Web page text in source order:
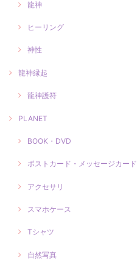
龍神
ヒーリング
神性
龍神縁起
龍神護符
PLANET
BOOK・DVD
ポストカード・メッセージカード
アクセサリ
スマホケース
Tシャツ
自然写真